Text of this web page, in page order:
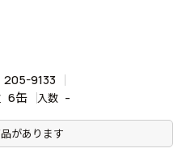
205-9133
6缶 入数 -
があります